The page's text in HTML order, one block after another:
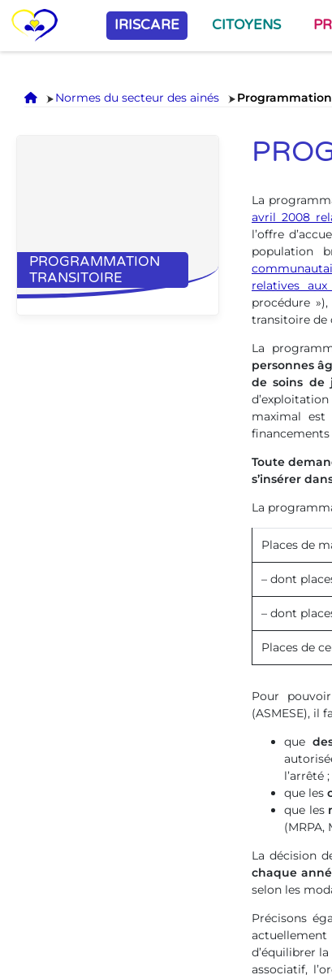
IRISCARE CITOYENS
AccueilNormes du secteur des ainés
PROGRAMMATION
TRANSITOIRE
La
avril 2008
l’offre
population
relatives
procédure
transitoire de
La
personnes
de soins de
maximal
financements
Toute
s’insérer
La
Places de
– dont
– dont
Places de
Pour
(ASMESE), il
que
l’arrêté ;
que les
que les
(MRPA,
La décision
chaque
selon les
Précisons
actuellement
d’équilibrer
associatif,